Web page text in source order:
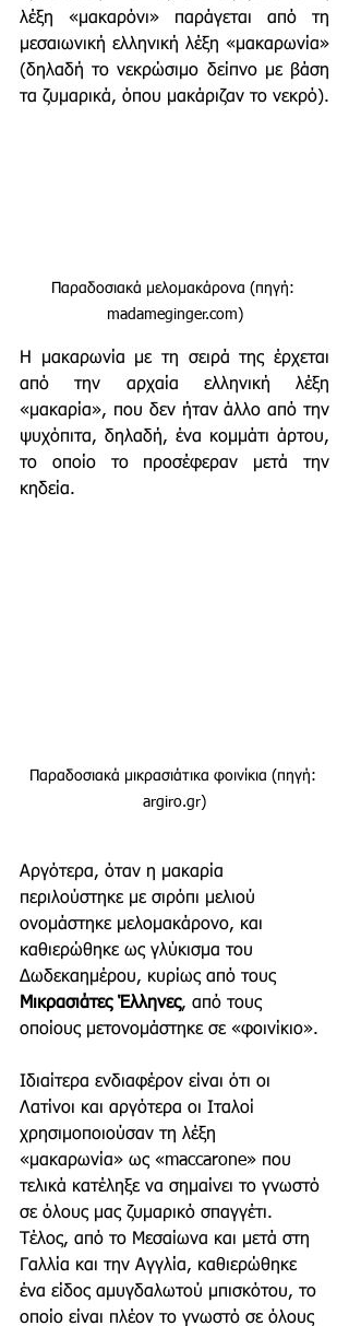
λέξη «μακαρόνι» παράγεται από τη
μεσαιωνική ελληνική λέξη «μακαρωνία»
(δηλαδή το νεκρώσιμο δείπνο με βάση
Παραδοσιακά μελομακάρονα (πηγή:
madameginger.com)
Η μακαρωνία με τη σειρά της έρχεται
από την αρχαία ελληνική λέξη
«μακαρία», που δεν ήταν άλλο από την
ψυχόπιτα, δηλαδή, ένα κομμάτι άρτου,
το οποίο το προσέφεραν μετά την
κηδεία.
Παραδοσιακά μικρασιάτικα φοινίκια (πηγή:
argiro.gr)
Αργότερα, όταν η μακαρία
περιλούστηκε με σιρόπι μελιού
ονομάστηκε μελομακάρονο, και
καθιερώθηκε ως γλύκισμα του
Δωδεκαημέρου, κυρίως από τους
Μικρασιάτες Έλληνες, από τους
οποίους μετονομάστηκε σε «φοινίκιο».
Ιδιαίτερα ενδιαφέρον είναι ότι οι
Λατίνοι και αργότερα οι Ιταλοί
χρησιμοποιούσαν τη λέξη
«μακαρωνία» ως «maccarone» που
τελικά κατέληξε να σημαίνει το γνωστό
σε όλους μας ζυμαρικό σπαγγέτι.
Τέλος, από το Μεσαίωνα και μετά στη
Γαλλία και την Αγγλία, καθιερώθηκε
ένα είδος αμυγδαλωτού μπισκότου, το
οποίο είναι πλέον το γνωστό σε όλους